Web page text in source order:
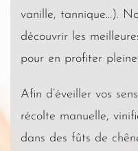
vanille, tannique…).
découvrir les
pour en profiter
Afin d’éveiller vos
récolte manuelle,
dans des fûts de